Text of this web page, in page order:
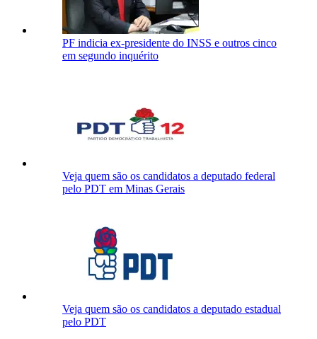
PF indicia ex-presidente do INSS e outros cinco
em segundo inquérito
Veja quem são os candidatos a deputado federal
pelo PDT em Minas Gerais
Veja quem são os candidatos a deputado estadual
pelo PDT